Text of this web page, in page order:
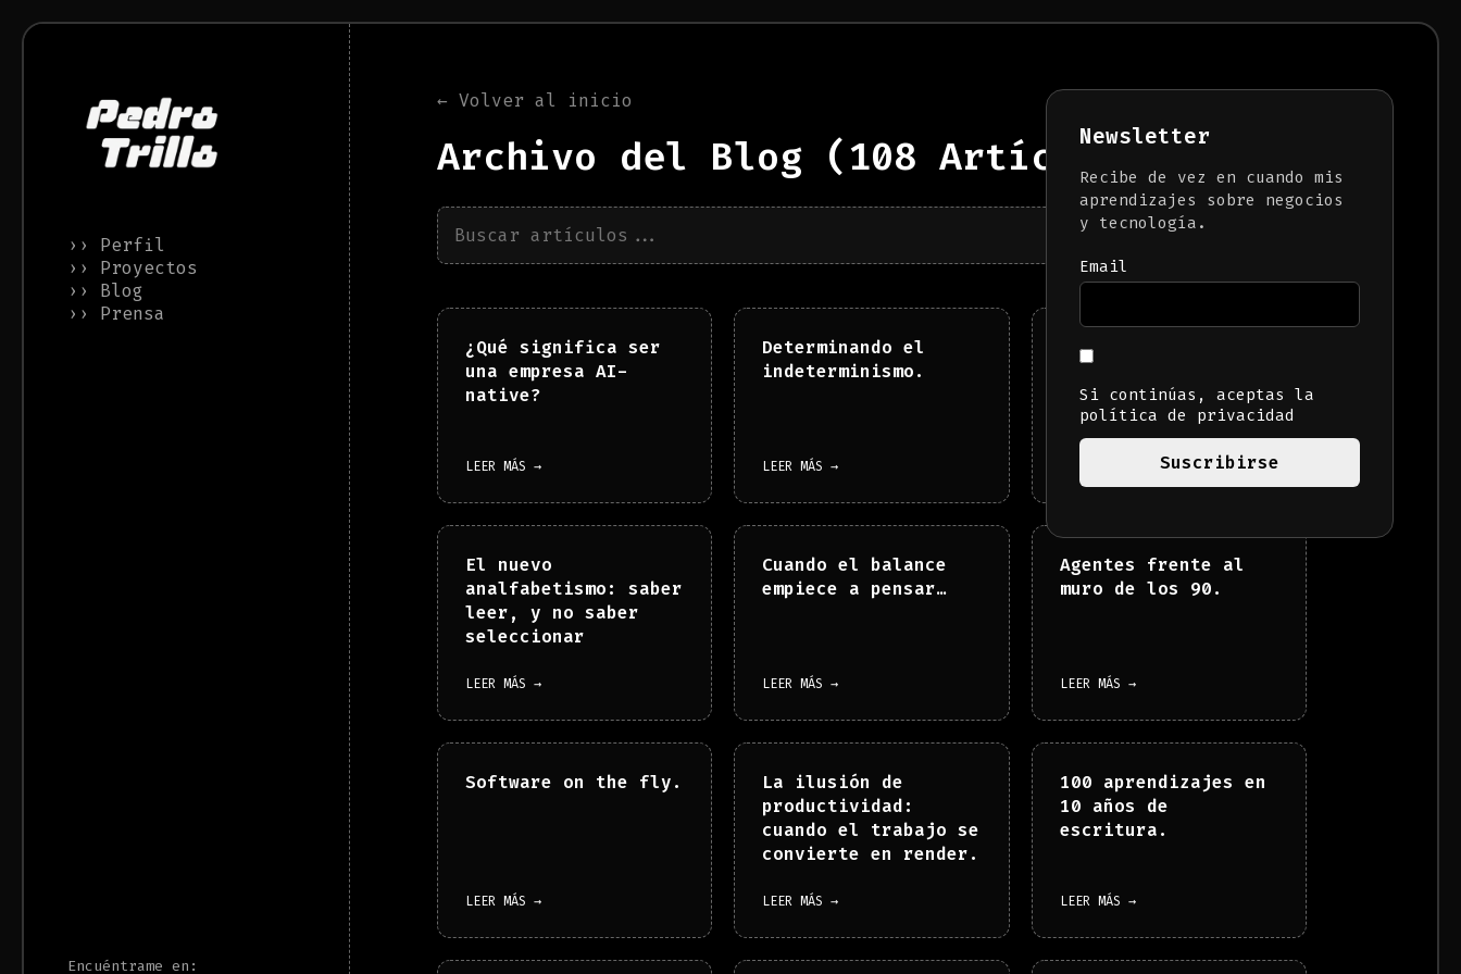
›› Perfil
›› Proyectos
›› Blog
›› Prensa
Encuéntrame en:
← Volver al inicio
Archivo del Blog (108 Artículos)
¿Qué significa ser
una empresa AI-
native?
LEER MÁS →
Determinando el
indeterminismo.
LEER MÁS →
Nota para ti, que ya
empleo.
El nuevo
analfabetismo: saber
leer, y no saber
seleccionar
LEER MÁS →
Cuando el balance
empiece a pensar…
LEER MÁS →
Agentes frente al
muro de los 90.
LEER MÁS →
Software on the fly.
LEER MÁS →
La ilusión de
productividad:
cuando el trabajo se
convierte en render.
LEER MÁS →
100 aprendizajes en
10 años de
escritura.
LEER MÁS →
Newsletter
Recibe de vez en cuando mis
aprendizajes sobre negocios
y tecnología.
Email
Si continúas, aceptas la
política de privacidad